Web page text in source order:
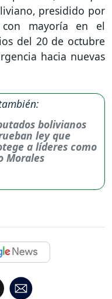
presidido por
mayoría en el
del 20 de octubre
hacia nuevas
bolivianos
ley que
a líderes como
Morales